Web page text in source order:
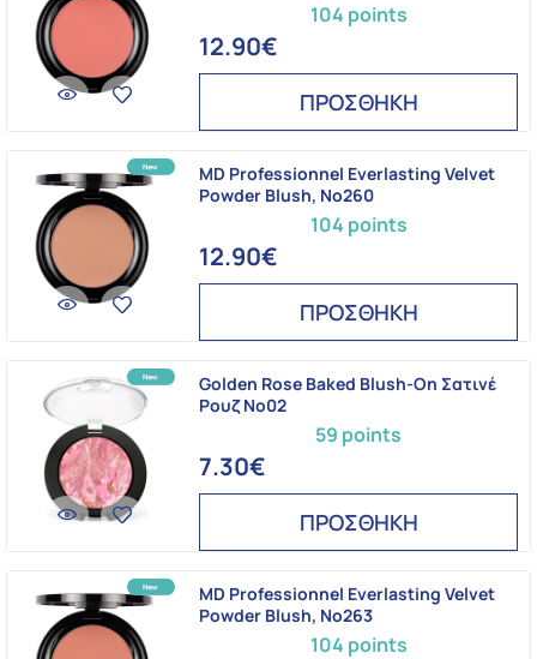
104 points
12.90€
ΠΡΟΣΘΗΚΗ
104 points
MD Professionnel Everlasting Velvet
Powder Blush, Νο260
12.90€
ΠΡΟΣΘΗΚΗ
59 points
Golden Rose Baked Blush-On Σατινέ
Ρουζ No02
7.30€
ΠΡΟΣΘΗΚΗ
104 points
MD Professionnel Everlasting Velvet
Powder Blush, Νο263